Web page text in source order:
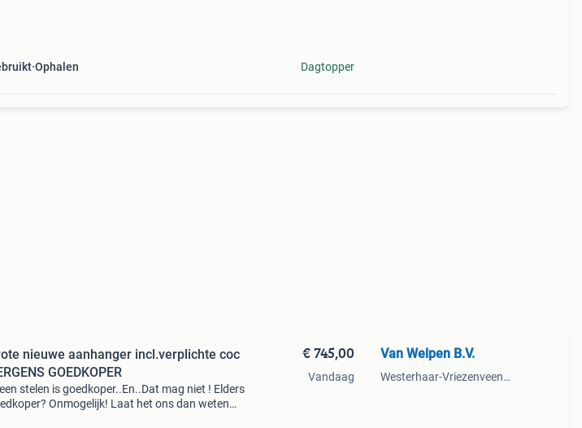
Ophalen Dagtopper
nieuwe aanhanger incl.verplichte coc
GOEDKOPER
stelen is goedkoper..En..Dat mag niet ! Elders
Onmogelijk! Laat het ons dan weten
€ 745,00
Vandaag
Van Welpen B.V.
Westerhaar-Vriezenveensewijk